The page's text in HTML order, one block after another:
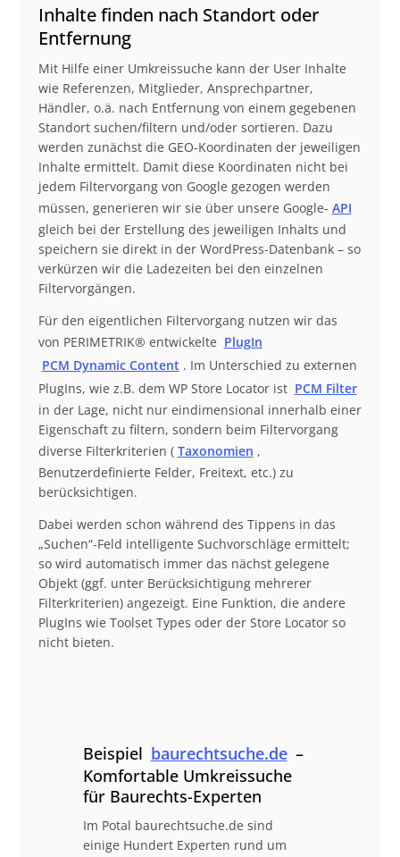
Beschreibung
Inhalte finden nach Standort oder
Entfernung
Mit Hilfe einer Umkreissuche kann der User Inhalte
wie Referenzen, Mitglieder, Ansprechpartner,
Händler, o.ä. nach Entfernung von einem gegebenen
Standort suchen/filtern und/oder sortieren. Dazu
werden zunächst die GEO-Koordinaten der jeweiligen
Inhalte ermittelt. Damit diese Koordinaten nicht bei
jedem Filtervorgang von Google gezogen werden
müssen, generieren wir sie über unsere Google- API
gleich bei der Erstellung des jeweiligen Inhalts und
speichern sie direkt in der WordPress-Datenbank – so
verkürzen wir die Ladezeiten bei den einzelnen
Filtervorgängen.
Für den eigentlichen Filtervorgang nutzen wir das
von PERIMETRIK® entwickelte PlugIn
PCM Dynamic Content . Im Unterschied zu externen
PlugIns, wie z.B. dem WP Store Locator ist PCM Filter
in der Lage, nicht nur eindimensional innerhalb einer
Eigenschaft zu filtern, sondern beim Filtervorgang
diverse Filterkriterien ( Taxonomien ,
Benutzerdefinierte Felder, Freitext, etc.) zu
berücksichtigen.
Dabei werden schon während des Tippens in das
„Suchen“-Feld intelligente Suchvorschläge ermittelt;
so wird automatisch immer das nächst gelegene
Objekt (ggf. unter Berücksichtigung mehrerer
Filterkriterien) angezeigt. Eine Funktion, die andere
PlugIns wie Toolset Types oder der Store Locator so
nicht bieten.
Beispiel baurechtsuche.de –
Komfortable Umkreissuche
für Baurechts-Experten
Im Potal baurechtsuche.de sind
einige Hundert Experten rund um